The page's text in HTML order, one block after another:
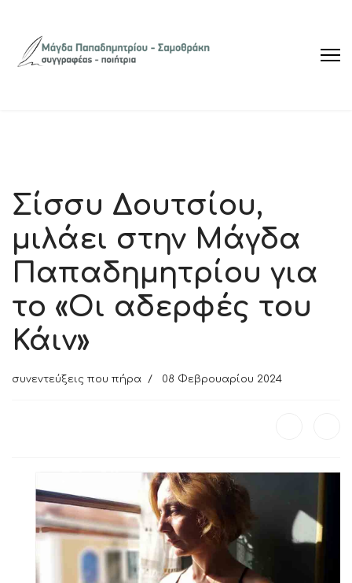
Σίσσυ Δουτσίου,
μιλάει στην Μάγδα
Παπαδημητρίου για
το «Οι αδερφές του
Κάιν»
συνεντεύξεις που πήρα 08 Φεβρουαρίου 2024